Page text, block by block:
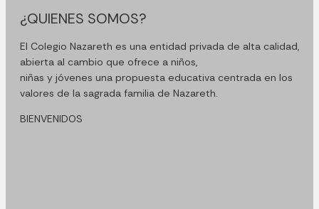
¿QUIENES SOMOS?
El Colegio Nazareth es una entidad privada de alta calidad,
abierta al cambio que ofrece a niños,
niñas y jóvenes una propuesta educativa centrada en los
valores de la sagrada familia de Nazareth.
BIENVENIDOS